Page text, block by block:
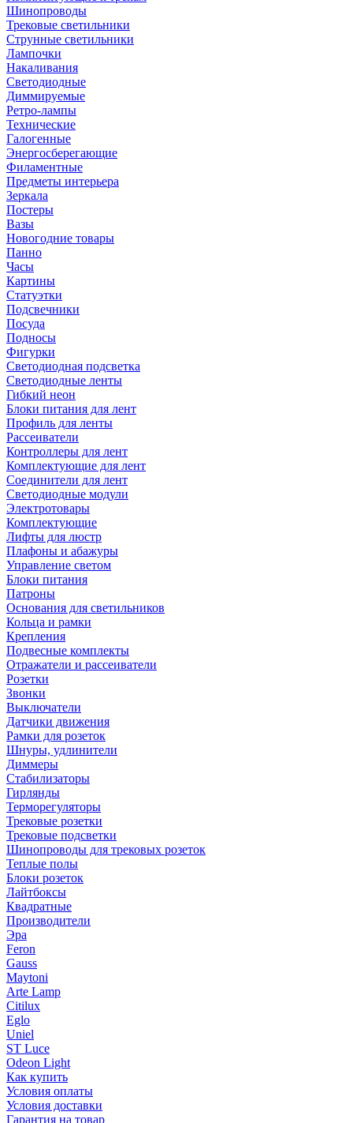
Шинопроводы
Трековые светильники
Струнные светильники
Лампочки
Накаливания
Светодиодные
Диммируемые
Ретро-лампы
Технические
Галогенные
Энергосберегающие
Филаментные
Предметы интерьера
Зеркала
Постеры
Вазы
Новогодние товары
Панно
Часы
Картины
Статуэтки
Подсвечники
Посуда
Подносы
Фигурки
Светодиодная подсветка
Светодиодные ленты
Гибкий неон
Блоки питания для лент
Профиль для ленты
Рассеиватели
Контроллеры для лент
Комплектующие для лент
Соединители для лент
Светодиодные модули
Электротовары
Комплектующие
Лифты для люстр
Плафоны и абажуры
Управление светом
Блоки питания
Патроны
Основания для светильников
Кольца и рамки
Крепления
Подвесные комплекты
Отражатели и рассеиватели
Розетки
Звонки
Выключатели
Датчики движения
Рамки для розеток
Шнуры, удлинители
Диммеры
Стабилизаторы
Гирлянды
Терморегуляторы
Трековые розетки
Трековые подсветки
Шинопроводы для трековых розеток
Теплые полы
Блоки розеток
Лайтбоксы
Квадратные
Производители
Эра
Feron
Gauss
Maytoni
Arte Lamp
Citilux
Eglo
Uniel
ST Luce
Odeon Light
Как купить
Условия оплаты
Условия доставки
Гарантия на товар